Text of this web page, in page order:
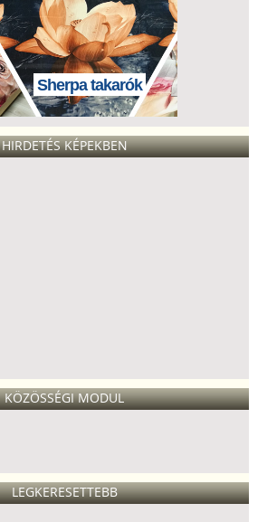
Sherpa takarók
HIRDETÉS KÉPEKBEN
KÖZÖSSÉGI MODUL
LEGKERESETTEBB